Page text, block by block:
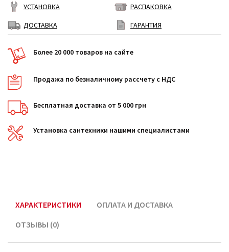
УСТАНОВКА
РАСПАКОВКА
ДОСТАВКА
ГАРАНТИЯ
Более 20 000 товаров на сайте
Продажа по безналичному рассчету с НДС
Бесплатная доставка от 5 000 грн
Установка сантехники нашими специалистами
ХАРАКТЕРИСТИКИ
ОПЛАТА И ДОСТАВКА
ОТЗЫВЫ (0)